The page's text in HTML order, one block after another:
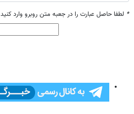
* لطفا حاصل عبارت را در جعبه متن روبرو وارد کنید